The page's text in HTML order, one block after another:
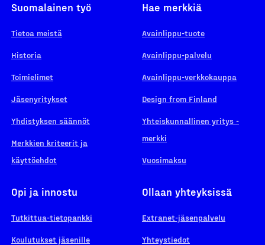
Suomalainen työ
Tietoa meistä
Historia
Toimielimet
Jäsenyritykset
Yhdistyksen säännöt
Merkkien kriteerit ja
käyttöehdot
Hae merkkiä
Avainlippu-tuote
Avainlippu-palvelu
Avainlippu-verkkokauppa
Design from Finland
Yhteiskunnallinen yritys -
merkki
Vuosimaksu
Opi ja innostu
Tutkittua-tietopankki
Koulutukset jäsenille
Ollaan yhteyksissä
Extranet-jäsenpalvelu
Yhteystiedot